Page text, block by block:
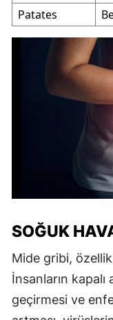
Patates
SOĞUK
Mide gribi,
İnsanların
geçirmesi ve